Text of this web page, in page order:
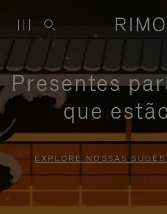
Presentes
que
EXPLORE NOSSAS